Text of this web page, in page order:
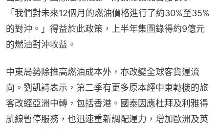
「我們對未來12個月的燃油價格進行了約30%至35%
的對沖。」得益於此政策，上半年集團錄得約9億元
的燃油對沖收益。
中東局勢除推高燃油成本外，亦改變全球客貨運流
向。劉凱詩表示，第二季有更多原本經中東轉機的旅
客改經亞洲中轉，包括香港。國泰因應杜拜及利雅得
航線暫停服務，也迅速重新調配運力，增加歐洲及英